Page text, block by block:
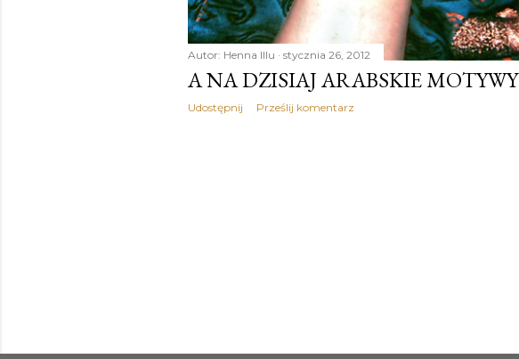
Autor: Henna Illu stycznia 26, 2012
A NA DZISIAJ ARABSKIE MOTYWY
Udostępnij Prześlij komentarz